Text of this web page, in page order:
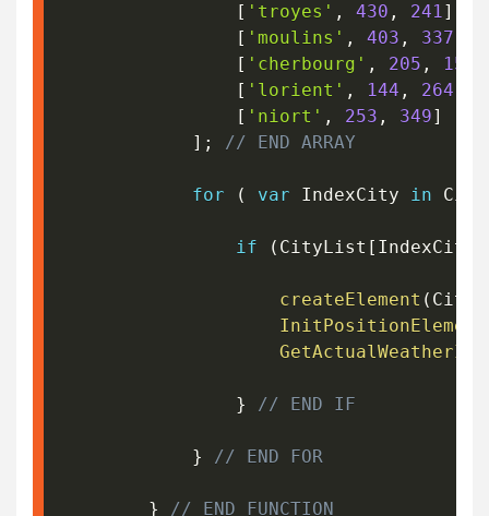
[ 'troyes' , 430 , 241]
[ 'moulins' , 403 , 337
[ 'cherbourg' , 205 , 157
[ 'lorient' , 144 , 264
[ 'niort' , 253 , 349]
] ; // END ARRAY
for ( var IndexCity in
if ( CityList [ IndexCity
createElement (
InitPositionElement
} // END IF
} // END FOR
} // END FUNCTION